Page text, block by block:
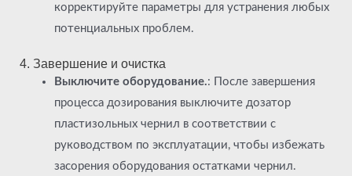
корректируйте параметры для устранения любых
потенциальных проблем.
4. Завершение и очистка
Выключите оборудование.: После завершения
процесса дозирования выключите дозатор
пластизольных чернил в соответствии с
руководством по эксплуатации, чтобы избежать
засорения оборудования остатками чернил.